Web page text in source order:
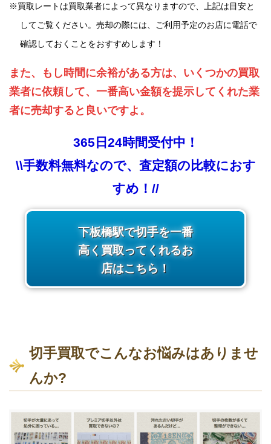
※買取レートは買取業者によって異なりますので、上記は目安と
してご覧ください。売却の際には、ご利用予定のお店に電話で
確認しておくことをおすすめします！
また、もし時間に余裕がある方は、いくつかの買取
業者に依頼して、一番高い金額を提示してくれた業
者に売却すると良いですよ。
365日24時間受付中！
\\手数料無料なので、査定額の比較におす
すめ！//
下板橋駅で切手を一番
高く買取ってくれるお
店はこちら！
切手買取でこんなお悩みはありませ
んか?